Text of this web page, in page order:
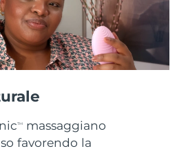
TM
massaggiano
favorendo la